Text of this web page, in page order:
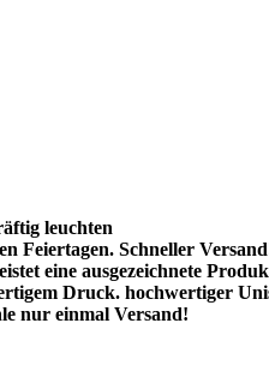
leuchten
Feiertagen. Schneller
eine ausgezeichnete
Druck. hochwertiger
nur einmal Versand!